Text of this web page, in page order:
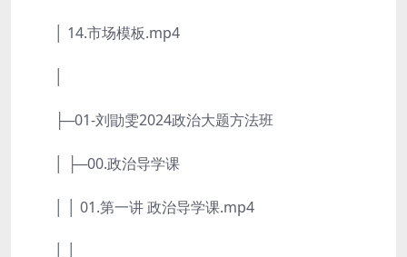
│ 14.市场模板.mp4
├─01-刘勖雯2024政治大题方法班
│ ├─00.政治导学课
│ │ 01.第一讲 政治导学课.mp4